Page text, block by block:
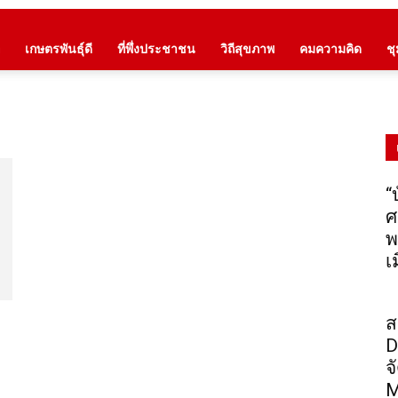
เกษตรพันธุ์ดี ที่พึ่งประชาชน วิถีสุขภาพ คมความคิด ชุ